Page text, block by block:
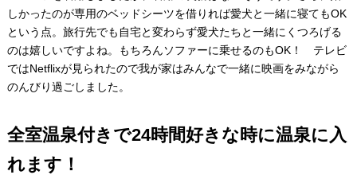
しかったのが専用のベッドシーツを借りれば愛犬と一緒に寝てもOK
という点。旅行先でも自宅と変わらず愛犬たちと一緒にくつろげる
のは嬉しいですよね。もちろんソファーに乗せるのもOK！ テレビ
ではNetflixが見られたので我が家はみんなで一緒に映画をみながら
のんびり過ごしました。
全室温泉付きで24時間好きな時に温泉に入
れます！